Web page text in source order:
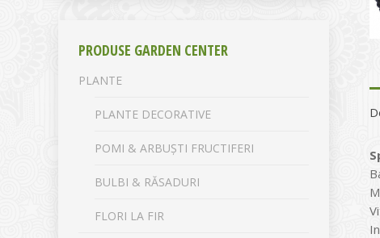
PRODUSE GARDEN CENTER
PLANTE
PLANTE DECORATIVE
POMI & ARBUȘTI FRUCTIFERI
BULBI & RĂSADURI
FLORI LA FIR